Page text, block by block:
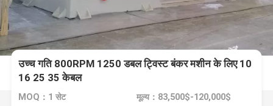
उच्च गति 800RPM 1250 डबल ट्विस्ट बंकर मशीन के लिए 10
16 25 35 केबल
MOQ：1 सेट मूल्य：83,500$-120,000$